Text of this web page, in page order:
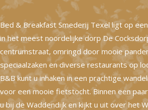
Bed & Breakfast Smederij Texel ligt op
in het meest noordelijke dorp De
centrumstraat, omringd door mooie
speciaalzaken en diverse restaurants op
B&B kunt u inhaken in een prachtige
voor een mooie fietstocht. Binnen een
u bij de Waddendijk en kijkt u uit over het